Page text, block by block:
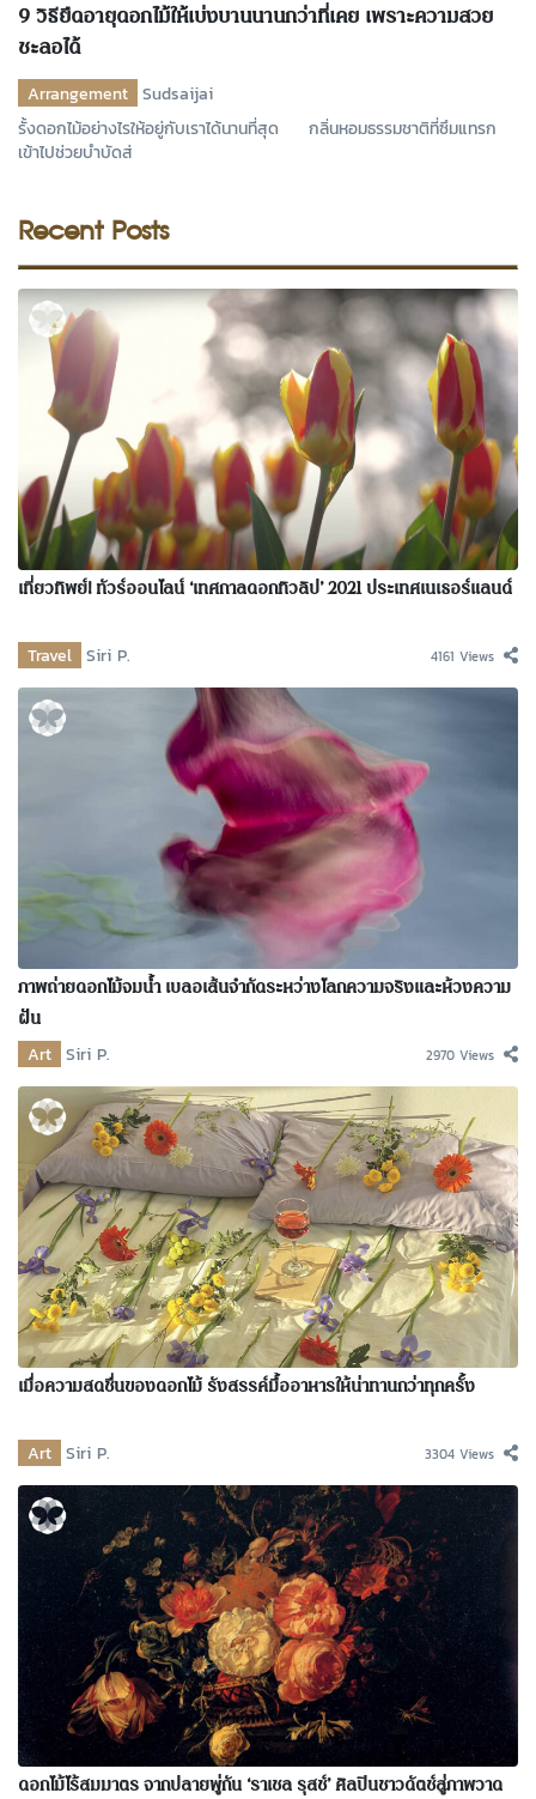
9 วิธียืดอายุดอกไม้ให้เบ่งบานนานกว่าที่เคย เพราะความสวย
ชะลอได้
Arrangement Sudsaijai
รั้งดอกไม้อย่างไรให้อยู่กับเราได้นานที่สุด กลิ่นหอมธรรมชาติที่ซึมแทรก
เข้าไปช่วยบำบัดส่
Recent Posts
เที่ยวทิพย์! ทัวร์ออนไลน์ ‘เทศกาลดอกทิวลิป’ 2021 ประเทศเนเธอร์แลนด์
Travel Siri P. 4161 Views
ภาพถ่ายดอกไม้จมน้ำ เบลอเส้นจำกัดระหว่างโลกความจริงและห้วงความ
ฝัน
Art Siri P. 2970 Views
เมื่อความสดชื่นของดอกไม้ รังสรรค์มื้ออาหารให้น่าทานกว่าทุกครั้ง
Art Siri P. 3304 Views
ดอกไม้ไร้สมมาตร จากปลายพู่กัน ‘ราเชล รุสช์’ ศิลปินชาวดัตช์สู่ภาพวาด